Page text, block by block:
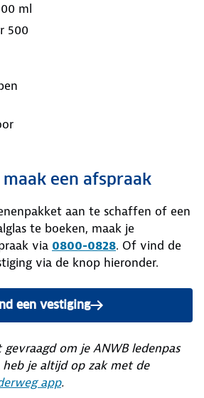
ml
500
een afspraak
aan te schaffen of een
te boeken, maak je
via 0800-0828. Of vind de
via de knop hieronder.
een vestiging
om je ANWB ledenpas
heb je altijd op zak met de
app.